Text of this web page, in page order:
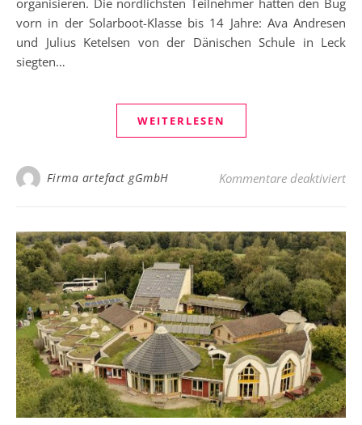
organisieren. Die nördlichsten Teilnehmer hatten den Bug
vorn in der Solarboot-Klasse bis 14 Jahre: Ava Andresen
und Julius Ketelsen von der Dänischen Schule in Leck
siegten…
WEITERLESEN
Firma artefact gGmbH Kommentare deaktiviertfür